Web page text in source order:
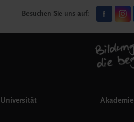
Besuchen Sie uns auf:
Universität Akademie